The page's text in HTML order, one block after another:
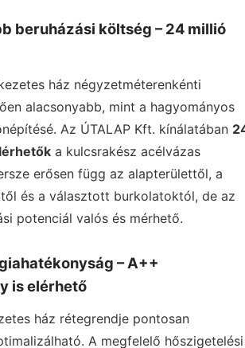
beruházási költség – 24 millió
ház négyzetméterenkénti
alacsonyabb, mint a hagyományos
Az ÚTALAP Kft. kínálatában
a kulcsrakész acélvázas
erősen függ az alapterülettől, a
és a választott burkolatoktól, de az
potenciál valós és mérhető.
– A++
is elérhető
ház rétegrendje pontosan
A megfelelő hőszigetelési